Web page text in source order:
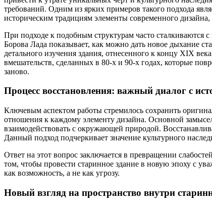
требований. Одним из ярких примеров такого подхода
историческим традициям элементы современного
При подходе к подобным структурам часто сталкиваются
Борова Лада показывает, как можно дать новое дыхание
детального изучения здания, отнесенного к концу XIX
вмешательств, сделанных в 80-х и 90-х годах, которые
заново.
Процесс восстановления: важный диалог с
Ключевым аспектом работы стремилось сохранить
отношения к каждому элементу дизайна. Основной
взаимодействовать с окружающей природой.
Данный подход подчеркивает значение культурного
Ответ на этот вопрос заключается в превращении
том, чтобы провести старинное здание в новую эпоху с
как возможность, а не как угрозу.
Новый взгляд на пространство внутри